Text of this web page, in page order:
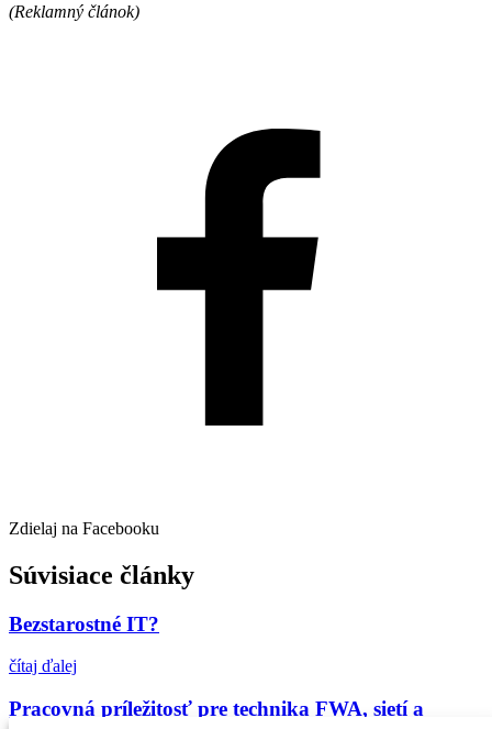
(Reklamný článok)
Zdielaj na Facebooku
Súvisiace články
Bezstarostné IT?
čítaj ďalej
Pracovná príležitosť pre technika FWA, sietí a